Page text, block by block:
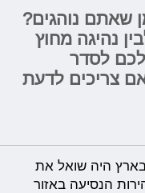
שאתם נוהגים?
נהיגה מחוץ
לכם לסדר
צריכים לדעת
היה שואל את
הנסיעה באזור